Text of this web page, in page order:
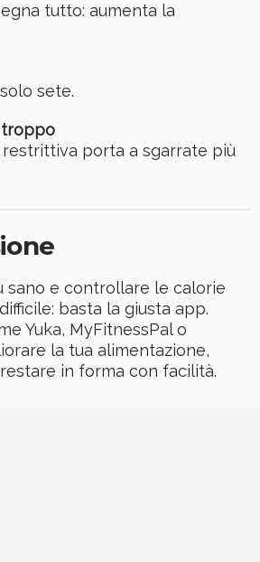
tutto: aumenta la
sete.
troppo
porta a sgarrate più
sano e controllare le calorie
basta la giusta app.
Yuka, MyFitnessPal o
la tua alimentazione,
in forma con facilità.